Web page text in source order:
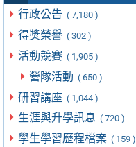
行政公告 ( 7,180 )
得獎榮譽 ( 302 )
活動競賽 ( 1,905 )
營隊活動 ( 650 )
研習講座 ( 1,044 )
生涯與升學訊息 ( 720 )
學生學習歷程檔案 ( 159 )